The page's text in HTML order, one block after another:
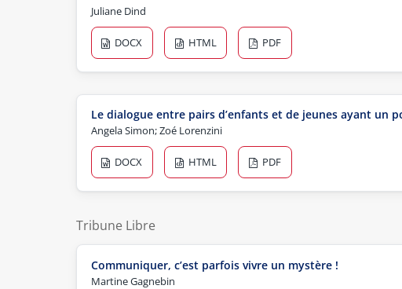
Juliane Dind
DOCX
HTML PDF
Le dialogue entre pairs d’enfants et de jeunes ayant un
Angela Simon; Zoé Lorenzini
DOCX
HTML PDF
Tribune Libre
Communiquer, c’est parfois vivre un mystère !
Martine Gagnebin